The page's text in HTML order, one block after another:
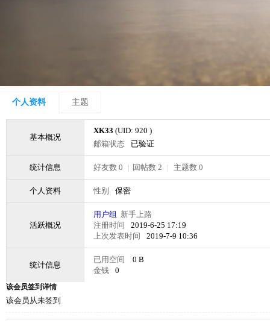
个人资料 主题
基本概况
XK33 (UID: 920 )
邮箱状态
已验证
统计信息 好友数 0 | 回帖数 2 | 主题数 0
个人资料 性别 保密
活跃概况
用户组 新手上路
注册时间
2019-6-25 17:19
上次发表时间
2019-7-9 10:36
统计信息
已用空间
0 B
金钱
0
该会员签到详情
该会员从未签到